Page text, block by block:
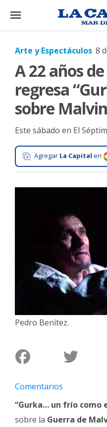
×
El
Mundo
La
Cultura
Ciudad
Arte
y
Policiales
Fotos
de
Familia
Arte y Espectáculos 8
A 22 años
regresa
sobre
Este sábado en El
Agregar La Capital en
Pedro Benítez.
Comentarios
“Gurka… un frío como
sobre la Guerra de